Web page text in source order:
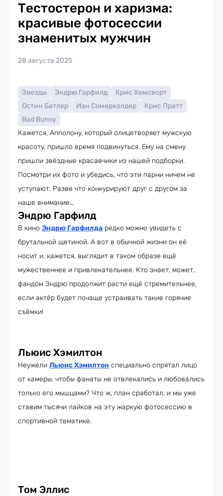
Тестостерон и харизма:
красивые фотосессии
знаменитых мужчин
28 августа 2025
Звезды Эндрю Гарфилд
Крис Хемсворт
Остин Батлер
Иэн Сомерхолдер
Крис Пратт
Bad Bunny
Кажется, Апполону, который олицетворяет мужскую
красоту, пришло время подвинуться. Ему на смену
пришли звёздные красавчики из нашей подборки.
Посмотри их фото и убедись, что эти парни ничем не
уступают. Разве что конкурируют друг с другом за
наше внимание…
Эндрю Гарфилд
В кино Эндрю Гарфилда редко можно увидеть с
брутальной щетиной. А вот в обычной жизни он её
носит и, кажется, выглядит в таком образе ещё
мужественнее и привлекательнее. Кто знает, может,
фандом Эндрю продолжит расти ещё стремительнее,
если актёр будет почаще устраивать такие горячие
съёмки!
Льюис Хэмилтон
Неужели Льюис Хэмилтон специально спрятал лицо
от камеры, чтобы фанаты не отвлекались и любовались
только его мышцами? Что ж, план сработал, и мы уже
ставим тысячи лайков на эту жаркую фотосессию в
спортивной тематике.
Том Эллис